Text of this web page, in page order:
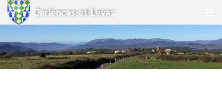
Skip to content
Carlencas-et-Levas